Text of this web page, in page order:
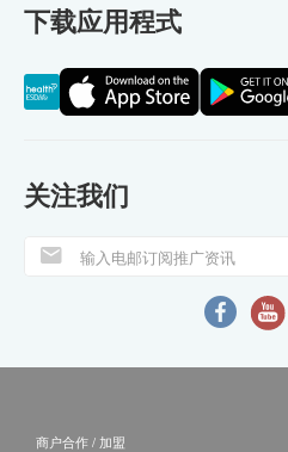
下载应用程式
关注我们
商户合作 / 加盟